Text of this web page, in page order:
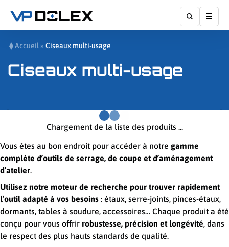
Accueil » Ciseaux multi-usage
Ciseaux multi-usage
Chargement de la liste des produits ...
Vous êtes au bon endroit pour accéder à notre gamme
complète d’outils de serrage, de coupe et d’aménagement
d’atelier.
Utilisez notre moteur de recherche pour trouver rapidement
l’outil adapté à vos besoins : étaux, serre-joints, pinces-étaux,
dormants, tables à soudure, accessoires… Chaque produit a été
conçu pour vous offrir robustesse, précision et longévité, dans
le respect des plus hauts standards de qualité.